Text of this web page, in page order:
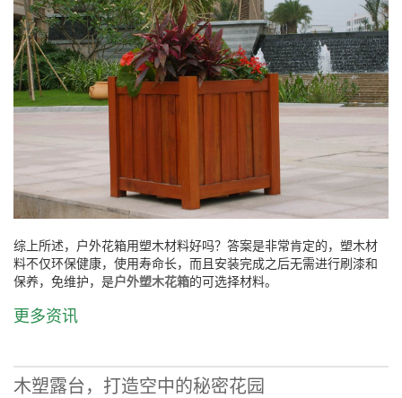
综上所述，户外花箱用塑木材料好吗？答案是非常肯定的，塑木材
料不仅环保健康，使用寿命长，而且安装完成之后无需进行刷漆和
保养，免维护，是户外塑木花箱的可选择材料。
更多资讯
木塑露台，打造空中的秘密花园